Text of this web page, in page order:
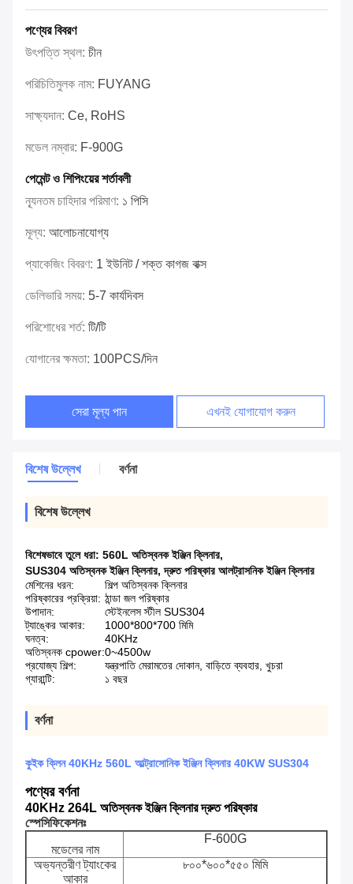
পণ্যের বিবরণ
উৎপত্তি স্থল: চীন
পরিচিতিমুলক নাম: FUYANG
সাক্ষ্যদান: Ce, RoHS
মডেল নম্বার: F-900G
পেমেন্ট ও শিপিংয়ের শর্তাবলী
ন্যূনতম চাহিদার পরিমাণ: ১ পিসি
মূল্য: আলোচনাযোগ্য
প্যাকেজিং বিবরণ: 1 ইউনিট / শক্ত কাগজ বাক্স
ডেলিভারি সময়: 5-7 কার্যদিবস
পরিশোধের শর্ত: টি/টি
যোগানের ক্ষমতা: 100PCS/দিন
সেরা মূল্য পান এখনই যোগাযোগ করুন
বিশেষ উল্লেখ বর্ণনা
বিশেষ উল্লেখ
বিশেষভাবে তুলে ধরা: 560L অতিস্বনক ইঞ্জিন ক্লিনার,
SUS304 অতিস্বনক ইঞ্জিন ক্লিনার,দ্রুত পরিষ্কার আলট্রাসনিক ইঞ্জিন ক্লিনার
মেশিনের ধরন:
শিল্প অতিস্বনক ক্লিনার
পরিষ্কারের প্রক্রিয়া: ঠান্ডা জল পরিষ্কার
উপাদান:
স্টেইনলেস স্টীল SUS304
ট্যাঙ্কের আকার:
1000*800*700 মিমি
ঘনত্ব:
40KHz
অতিস্বনক cpower:0~4500w
প্রযোজ্য শিল্প:
যন্ত্রপাতি মেরামতের দোকান, বাড়িতে ব্যবহার, খুচরা
গ্যারান্টি:
১ বছর
বর্ণনা
কুইক ক্লিন 40KHz 560L আল্ট্রাসোনিক ইঞ্জিন ক্লিনার 40KW SUS304
পণ্যের বর্ণনা
40KHz 264L অতিস্বনক ইঞ্জিন ক্লিনার দ্রুত পরিষ্কার
স্পেসিফিকেশনঃ
মডেলের নাম
F-600G
অভ্যন্তরীণ ট্যাংকের
আকার
৮০০*৬০০*৫৫০ মিমি